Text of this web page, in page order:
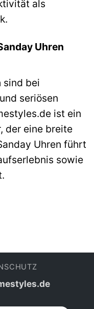
als
Uhren
sind bei
seriösen
ist ein
der eine breite
Uhren führt
sowie